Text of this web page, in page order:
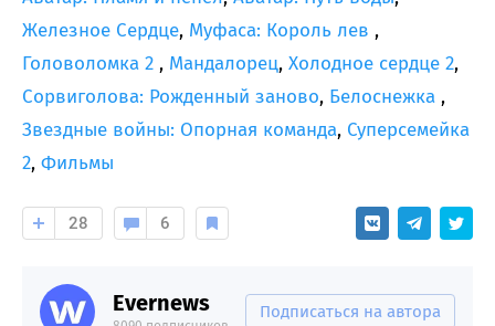
Железное Сердце, Муфаса: Король лев ,
Головоломка 2 , Мандалорец, Холодное сердце 2,
Сорвиголова: Рожденный заново, Белоснежка ,
Звездные войны: Опорная команда, Суперсемейка
2, Фильмы
28 6
Evernews Подписаться на автора